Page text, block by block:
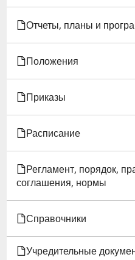
НА
2025-
2026
Отчеты, планы и
Положения
Приказы
Расписание
Регламент, порядок,
соглашения, нормы
Справочники
Учредительные